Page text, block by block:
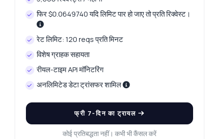
फिर $0.0649740 यदि लिमिट पार हो जाए तो प्रति रिक्वेस्ट।
रेट लिमिट: 120 reqs प्रति मिनट
विशेष ग्राहक सहायता
रीयल-टाइम API मॉनिटरिंग
अनलिमिटेड डेटा ट्रांसफर शामिल
फ्री 7-दिन का ट्रायल
कोई प्रतिबद्धता नहीं। कभी भी कैंसल करें